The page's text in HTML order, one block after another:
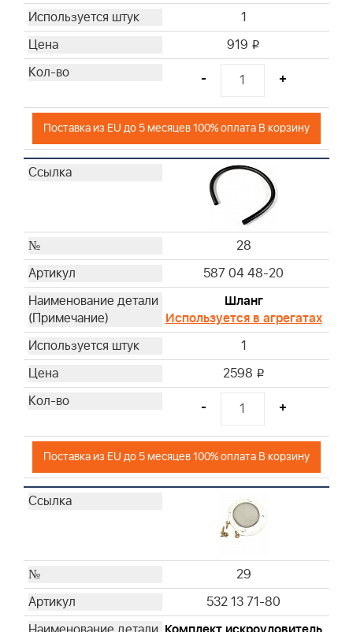
1
919 i
- +
Поставка из EU до 5 месяцев 100% оплата В корзину
28
587 04 48-20
Шланг
Используется в агрегатах
1
2598 i
- +
Поставка из EU до 5 месяцев 100% оплата В корзину
29
532 13 71-80